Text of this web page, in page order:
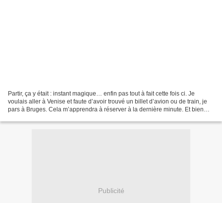
Partir, ça y était : instant magique… enfin pas tout à fait cette fois ci. Je
voulais aller à Venise et faute d’avoir trouvé un billet d’avion ou de train, je
pars à Bruges. Cela m’apprendra à réserver à la dernière minute. Et bien
Publicité